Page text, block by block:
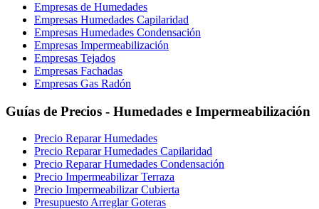
Empresas de Humedades
Empresas Humedades Capilaridad
Empresas Humedades Condensación
Empresas Impermeabilización
Empresas Tejados
Empresas Fachadas
Empresas Gas Radón
Guías de Precios - Humedades e Impermeabilización
Precio Reparar Humedades
Precio Reparar Humedades Capilaridad
Precio Reparar Humedades Condensación
Precio Impermeabilizar Terraza
Precio Impermeabilizar Cubierta
Presupuesto Arreglar Goteras